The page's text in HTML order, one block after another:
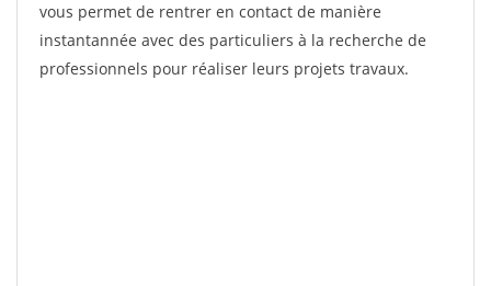
vous permet de rentrer en contact de manière
instantannée avec des particuliers à la recherche de
professionnels pour réaliser leurs projets travaux.